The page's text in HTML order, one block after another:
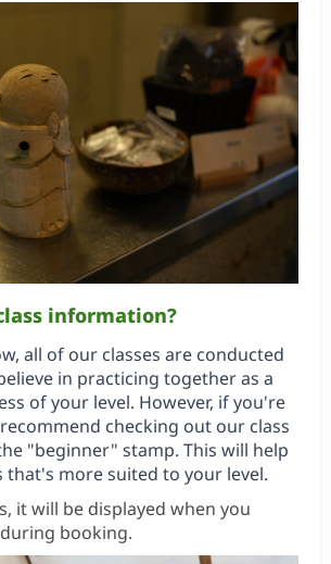
information?
all of our classes are conducted
in practicing together as a
of your level. However, if you're
checking out our class
"beginner" stamp. This will help
that's more suited to your level.
it will be displayed when you
booking.